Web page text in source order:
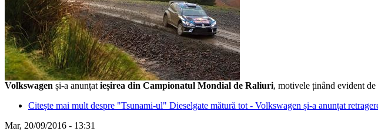
Volkswagen și-a anunțat ieșirea din Campionatul Mondial de Raliuri, motivele ținând evident de
Citește mai mult despre "Tsunami-ul" Dieselgate mătură tot - Volkswagen și-a anunțat
Mar, 20/09/2016 - 13:31